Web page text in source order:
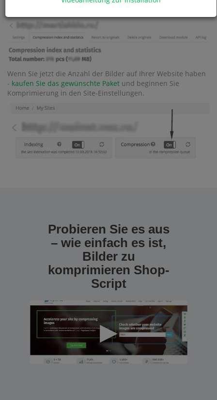
Wenn Sie jetzt die Anzahl der Bilder auf Ihrer Website haben
- kaufen Sie das gewünschte Paket und beginnen Sie
Komprimierung in den Site-Einstellungen.
Probieren Sie es aus
– wie einfach es ist,
Bilder zu
komprimieren Shop-
Script